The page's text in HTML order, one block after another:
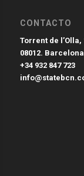
CONTACTO
Torrent de l’Olla,
08012. Barcelona
+34 932 847 723